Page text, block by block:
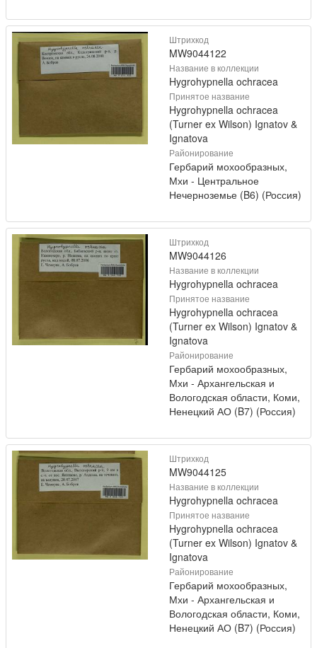
Штрихкод
MW9044122
Название в коллекции
Hygrohypnella ochracea
Принятое название
Hygrohypnella ochracea
(Turner ex Wilson) Ignatov &
Ignatova
Районирование
Гербарий мохообразных,
Мхи - Центральное
Нечерноземье (B6) (Россия)
Штрихкод
MW9044126
Название в коллекции
Hygrohypnella ochracea
Принятое название
Hygrohypnella ochracea
(Turner ex Wilson) Ignatov &
Ignatova
Районирование
Гербарий мохообразных,
Мхи - Архангельская и
Вологодская области, Коми,
Ненецкий АО (B7) (Россия)
Штрихкод
MW9044125
Название в коллекции
Hygrohypnella ochracea
Принятое название
Hygrohypnella ochracea
(Turner ex Wilson) Ignatov &
Ignatova
Районирование
Гербарий мохообразных,
Мхи - Архангельская и
Вологодская области, Коми,
Ненецкий АО (B7) (Россия)